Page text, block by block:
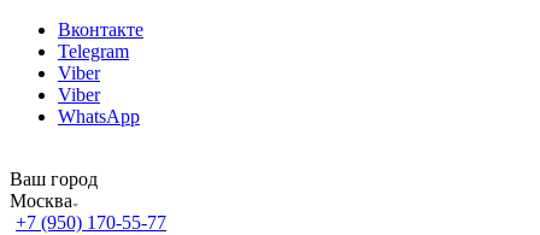
Вконтакте
Telegram
Viber
Viber
WhatsApp
Ваш город
Москва
+7 (950) 170-55-77